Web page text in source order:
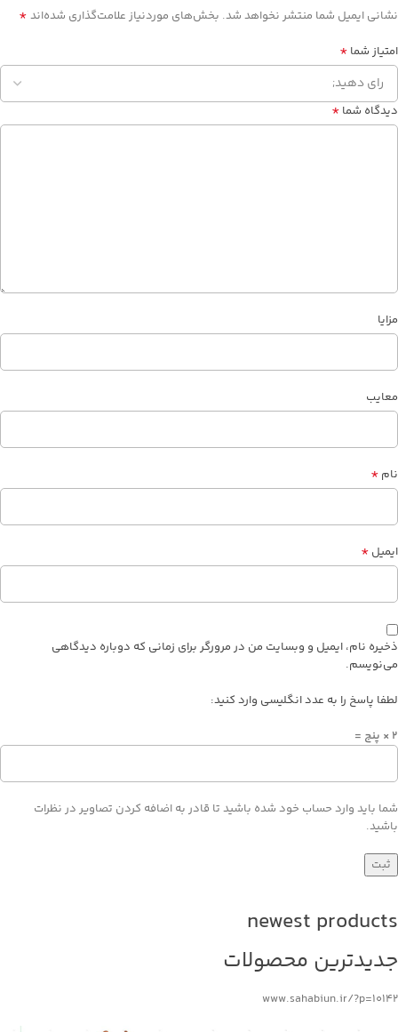
نشانی ایمیل شما منتشر نخواهد شد. بخش‌های موردنیاز علامت‌گذاری شده‌اند *
امتیاز شما *
دیدگاه شما *
مزایا
معایب
نام *
ایمیل *
ذخیره نام، ایمیل و وبسایت من در مرورگر برای زمانی که دوباره دیدگاهی
می‌نویسم.
لطفا پاسخ را به عدد انگلیسی وارد کنید:
2 × پنج =
شما باید وارد حساب خود شده باشید تا قادر به اضافه کردن تصاویر در نظرات
باشید.
newest products
جدیدترین محصولات
www.sahabiun.ir/?p=10142